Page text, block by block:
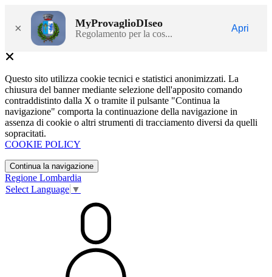
× MyProvaglioDIseo
Regolamento per la cos...
Apri
Questo sito utilizza cookie tecnici e statistici anonimizzati. La
chiusura del banner mediante selezione dell'apposito comando
contraddistinto dalla X o tramite il pulsante "Continua la
navigazione" comporta la continuazione della navigazione in
assenza di cookie o altri strumenti di tracciamento diversi da quelli
sopracitati.
COOKIE POLICY
Continua la navigazione
Regione Lombardia
Select Language ▼